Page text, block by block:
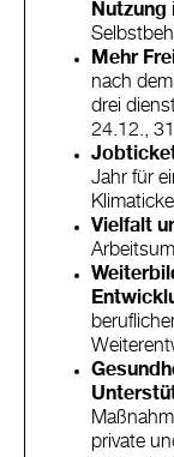
Nutzung
Mehr
nach
drei
24.12.,
Jahr für
Vielfalt
private